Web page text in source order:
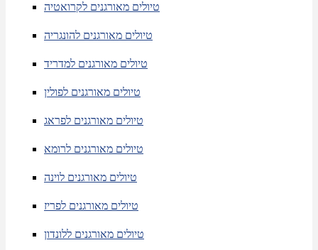
טיולים מאורגנים לקרואטיה
טיולים מאורגנים להונגריה
טיולים מאורגנים למדריד
טיולים מאורגנים לפולין
טיולים מאורגנים לפראג
טיולים מאורגנים לרומא
טיולים מאורגנים לוינה
טיולים מאורגנים לפריז
טיולים מאורגנים ללונדון